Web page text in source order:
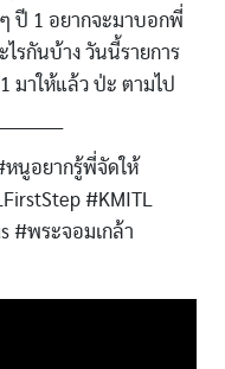
ปี 1 อยากจะมาบอกพี่
ไรกันบ้าง วันนี้รายการ
มาให้แล้ว ป่ะ ตามไป
กรู้พี่จัดให้
#KMITL
#พระจอมเกล้า